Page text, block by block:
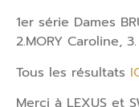
1er série Dames
2.MORY Caroline,
Tous les résultats
Merci à LEXUS et